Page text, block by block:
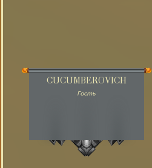
CUCUMBEROVICH
Гость